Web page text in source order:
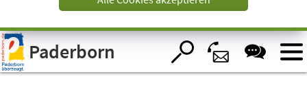
Visuelle
Assistenzsoftware
öffnen.Paderborn